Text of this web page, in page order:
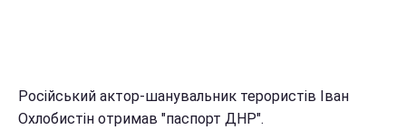
Російський актор-шанувальник терористів Іван
Охлобистін отримав "паспорт ДНР".